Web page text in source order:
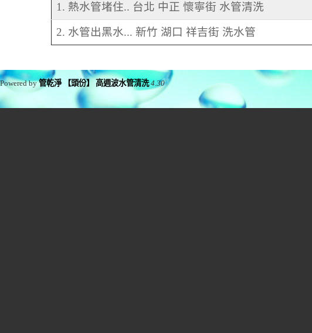
1. 熱水管堵住.. 台北 中正 懷寧街 水管清洗
2. 水管出黑水... 新竹 湖口 祥吉街 洗水管
Powered by管乾淨 【頭份】 高週波水管清洗 4.30